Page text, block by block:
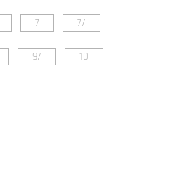
7 7/
9/ 10